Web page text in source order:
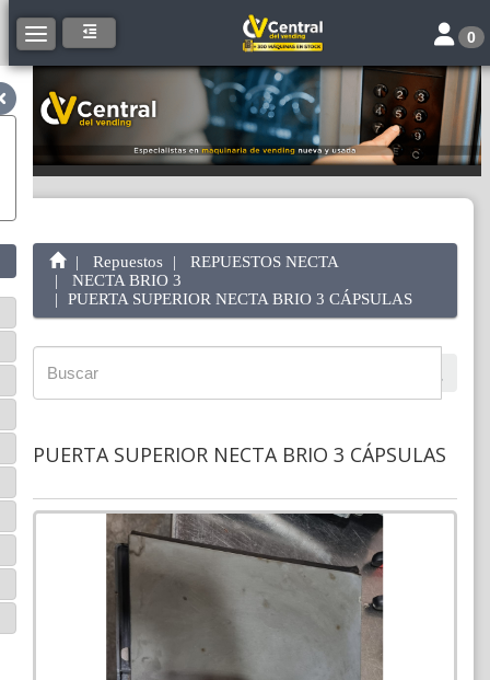
Toggle navigation Toggle
0
Repuestos
REPUESTOS NECTA
NECTA BRIO 3
PUERTA SUPERIOR NECTA BRIO 3 CÁPSULAS
PUERTA SUPERIOR NECTA BRIO 3 CÁPSULAS